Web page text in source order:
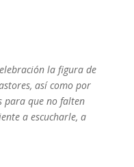
la figura de
así como por
para que no falten
a escucharle, a